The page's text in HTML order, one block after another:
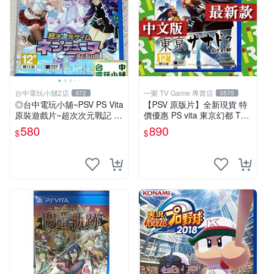
台中電玩小舖2店 572
◎台中電玩小舖~PSV PS Vita
原裝遊戲片~超次次元戰記 戰
$580
一樂 TV Game 專賣店 3575
【PSV 原版片】全新現貨 特
價優惠 PS vita 東京幻都 TOK
YO XANADU 中文版【台中一
樂電玩】
$890